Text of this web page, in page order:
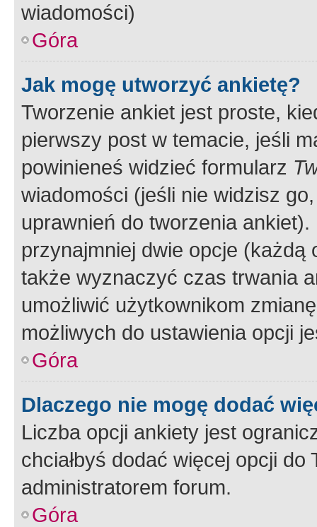
wiadomości)
Góra
Jak mogę utworzyć ankietę?
Tworzenie ankiet jest proste,
pierwszy post w temacie, jeśli
powinieneś widzieć formularz
wiadomości (jeśli nie widzisz
uprawnień do tworzenia
przynajmniej dwie opcje
także wyznaczyć czas trwania
umożliwić użytkownikom
możliwych do ustawienia opcji
Góra
Dlaczego nie mogę dodać
Liczba opcji ankiety jest
chciałbyś dodać więcej opcji
administratorem forum.
Góra